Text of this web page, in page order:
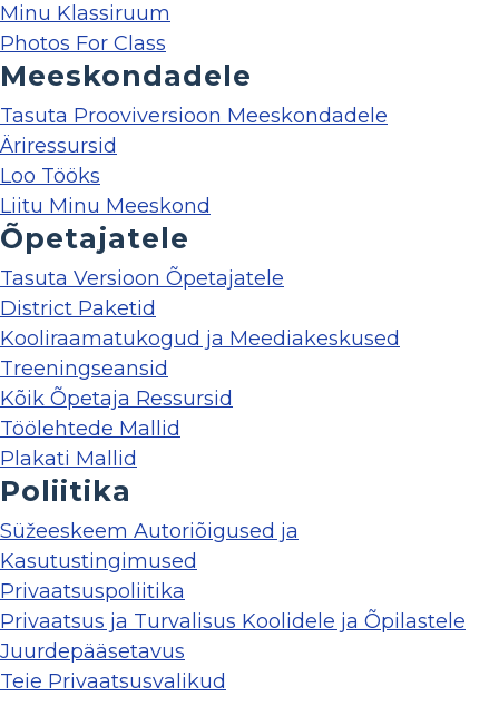
Minu Klassiruum
Photos For Class
Meeskondadele
Tasuta Prooviversioon Meeskondadele
Äriressursid
Loo Tööks
Liitu Minu Meeskond
Õpetajatele
Tasuta Versioon Õpetajatele
District Paketid
Kooliraamatukogud ja Meediakeskused
Treeningseansid
Kõik Õpetaja Ressursid
Töölehtede Mallid
Plakati Mallid
Poliitika
Süžeeskeem Autoriõigused ja
Kasutustingimused
Privaatsuspoliitika
Privaatsus ja Turvalisus Koolidele ja Õpilastele
Juurdepääsetavus
Teie Privaatsusvalikud